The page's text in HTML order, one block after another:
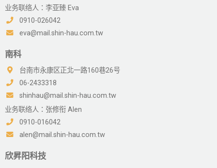
业务联络人：李亚臻 Eva
0910-026042
eva@mail.shin-hau.com.tw
南科
台南市永康区正北一路160巷26号
06-2433318
shinhau@mail.shin-hau.com.tw
业务联络人：张修衔 Alen
0910-016042
alen@mail.shin-hau.com.tw
欣昇阳科技